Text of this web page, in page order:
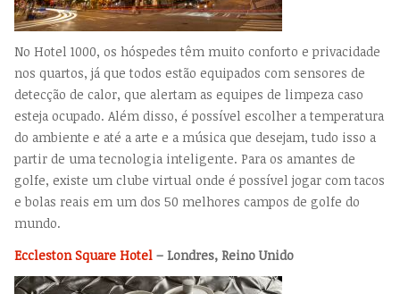
No Hotel 1000, os hóspedes têm muito conforto e privacidade
nos quartos, já que todos estão equipados com sensores de
detecção de calor, que alertam as equipes de limpeza caso
esteja ocupado. Além disso, é possível escolher a temperatura
do ambiente e até a arte e a música que desejam, tudo isso a
partir de uma tecnologia inteligente. Para os amantes de
golfe, existe um clube virtual onde é possível jogar com tacos
e bolas reais em um dos 50 melhores campos de golfe do
mundo.
Eccleston Square Hotel – Londres, Reino Unido